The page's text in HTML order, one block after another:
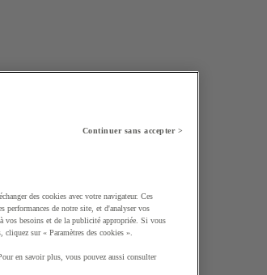
Continuer sans accepter >
des cookies avec votre navigateur. Ces
performances de notre site, et d'analyser vos
vos besoins et de la publicité appropriée. Si vous
sur « Paramètres des cookies ».
en savoir plus, vous pouvez aussi consulter